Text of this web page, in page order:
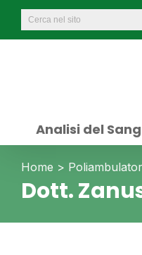
Analisi del
Home >
Dott.